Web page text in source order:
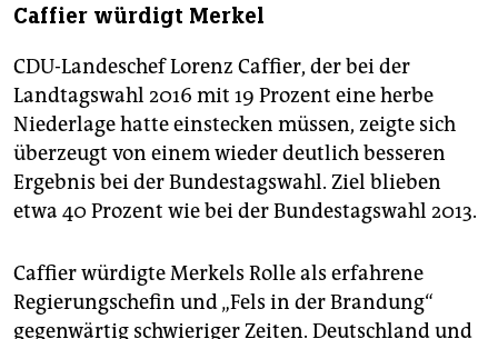
Caffier würdigt Merkel
CDU-Landeschef Lorenz Caffier, der bei der
Landtagswahl 2016 mit 19 Prozent eine herbe
Niederlage hatte einstecken müssen, zeigte sich
überzeugt von einem wieder deutlich besseren
Ergebnis bei der Bundestagswahl. Ziel blieben
etwa 40 Prozent wie bei der Bundestagswahl 2013.
Caffier würdigte Merkels Rolle als erfahrene
Regierungschefin und „Fels in der Brandung“
gegenwärtig schwieriger Zeiten. Deutschland und